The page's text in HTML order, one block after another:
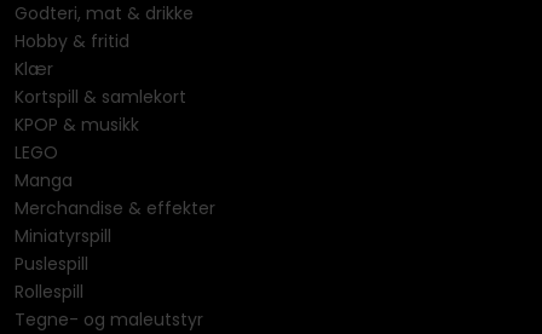
Godteri, mat & drikke
Hobby & fritid
Klær
Kortspill & samlekort
KPOP & musikk
LEGO
Manga
Merchandise & effekter
Miniatyrspill
Puslespill
Rollespill
Tegne- og maleutstyr